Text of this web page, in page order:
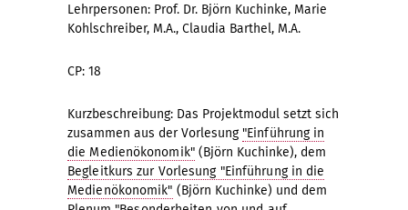
Lehrpersonen: Prof. Dr. Björn Kuchinke, Marie
Kohlschreiber, M.A., Claudia Barthel, M.A.
CP: 18
Kurzbeschreibung: Das Projektmodul setzt sich
zusammen aus der Vorlesung "Einführung in
die Medienökonomik"(Björn Kuchinke), dem
Begleitkurs zur Vorlesung "Einführung in die
Medienökonomik" (Björn Kuchinke) und dem